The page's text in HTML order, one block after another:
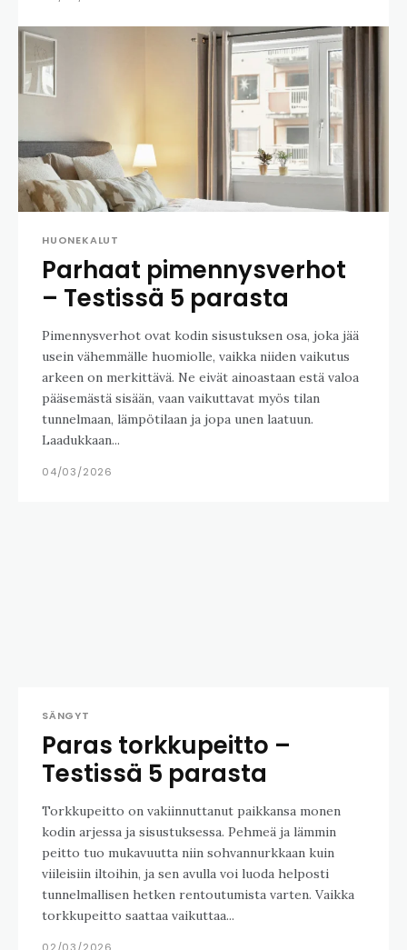
HUONEKALUT
Parhaat pimennysverhot
– Testissä 5 parasta
Pimennysverhot ovat kodin sisustuksen osa, joka jää
usein vähemmälle huomiolle, vaikka niiden vaikutus
arkeen on merkittävä. Ne eivät ainoastaan estä valoa
pääsemästä sisään, vaan vaikuttavat myös tilan
tunnelmaan, lämpötilaan ja jopa unen laatuun.
Laadukkaan...
04/03/2026
SÄNGYT
Paras torkkupeitto –
Testissä 5 parasta
Torkkupeitto on vakiinnuttanut paikkansa monen
kodin arjessa ja sisustuksessa. Pehmeä ja lämmin
peitto tuo mukavuutta niin sohvannurkkaan kuin
viileisiin iltoihin, ja sen avulla voi luoda helposti
tunnelmallisen hetken rentoutumista varten. Vaikka
torkkupeitto saattaa vaikuttaa...
02/03/2026